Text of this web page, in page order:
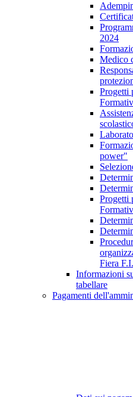
2024
Medico
Progetti
power"
Progetti
Fiera
Informazioni
tabellare
Pagamenti